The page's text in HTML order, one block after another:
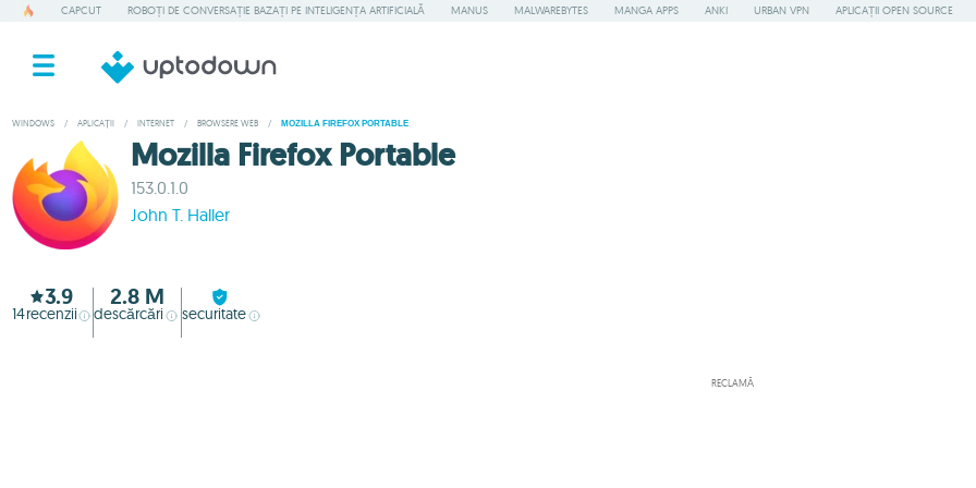
CAPCUT ROBOȚI DE CONVERSAȚIE BAZAȚI PE INTELIGENȚA ARTIFICIALĂ MANUS MALWAREBYTES MANGA APPS ANKI URBAN VPN APLICAȚII OPEN SOURCE
WINDOWS / APLICAȚII / INTERNET / BROWSERE WEB / MOZILLA FIREFOX PORTABLE
Mozilla Firefox Portable
153.0.1.0
John T. Haller
3.9
14recenzii
2.8 M
descărcări securitate
RECLAMĂ